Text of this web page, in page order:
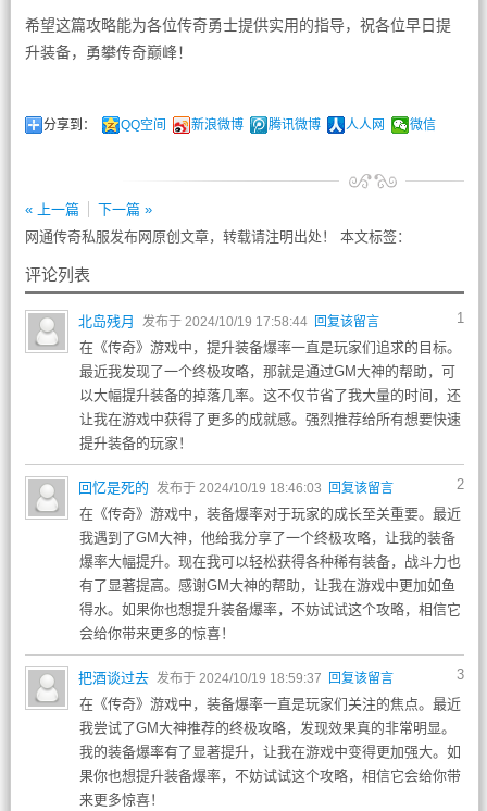
希望这篇攻略能为各位传奇勇士提供实用的指导，祝各位早日提
升装备，勇攀传奇巅峰！
分享到： QQ空间 新浪微博 腾讯微博 人人网 微信
« 上一篇
下一篇 »
网通传奇私服发布网原创文章，转载请注明出处！ 本文标签：
评论列表
1
北岛残月 发布于 2024/10/19 17:58:44 回复该留言
在《传奇》游戏中，提升装备爆率一直是玩家们追求的目标。
最近我发现了一个终极攻略，那就是通过GM大神的帮助，可
以大幅提升装备的掉落几率。这不仅节省了我大量的时间，还
让我在游戏中获得了更多的成就感。强烈推荐给所有想要快速
提升装备的玩家！
2
回忆是死的 发布于 2024/10/19 18:46:03 回复该留言
在《传奇》游戏中，装备爆率对于玩家的成长至关重要。最近
我遇到了GM大神，他给我分享了一个终极攻略，让我的装备
爆率大幅提升。现在我可以轻松获得各种稀有装备，战斗力也
有了显著提高。感谢GM大神的帮助，让我在游戏中更加如鱼
得水。如果你也想提升装备爆率，不妨试试这个攻略，相信它
会给你带来更多的惊喜！
3
把酒谈过去 发布于 2024/10/19 18:59:37 回复该留言
在《传奇》游戏中，装备爆率一直是玩家们关注的焦点。最近
我尝试了GM大神推荐的终极攻略，发现效果真的非常明显。
我的装备爆率有了显著提升，让我在游戏中变得更加强大。如
果你也想提升装备爆率，不妨试试这个攻略，相信它会给你带
来更多惊喜！